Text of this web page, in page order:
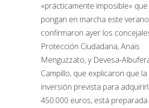
«prácticamente imposible» que
pongan en marcha este
confirmaron ayer los
Protección Ciudadana, Anaïs
Menguzzato, y Devesa-
Campillo, que explicaron que la
inversión prevista para
450.000 euros, está preparada